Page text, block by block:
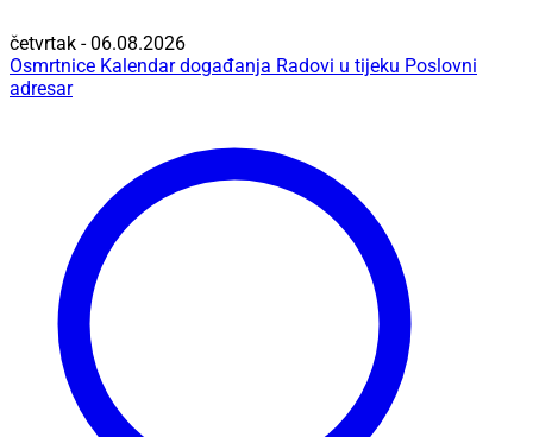
četvrtak - 06.08.2026
Osmrtnice Kalendar događanja Radovi u tijeku Poslovni
adresar